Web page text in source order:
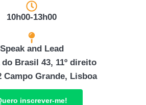
10h00-13h00
Speak and Lead
do Brasil 43, 11º direito
Campo Grande, Lisboa
inscrever-me!